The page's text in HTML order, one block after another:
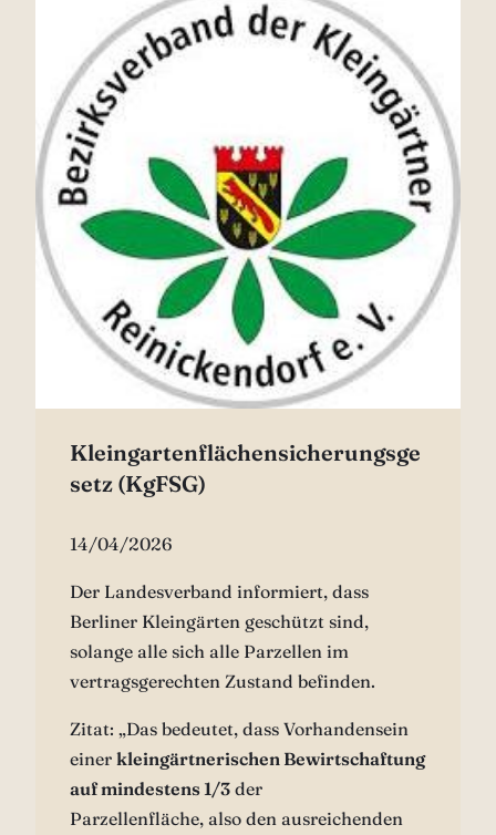
Kleingartenflächensicherungsge
setz (KgFSG)
14/04/2026
Der Landesverband informiert, dass
Berliner Kleingärten geschützt sind,
solange alle sich alle Parzellen im
vertragsgerechten Zustand befinden.
Zitat: „Das bedeutet, dass Vorhandensein
einer kleingärtnerischen Bewirtschaftung
auf mindestens 1/3der
Parzellenfläche, also den ausreichenden